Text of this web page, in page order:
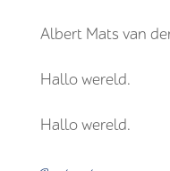
Albert Mats van
Hallo wereld.
Hallo wereld.